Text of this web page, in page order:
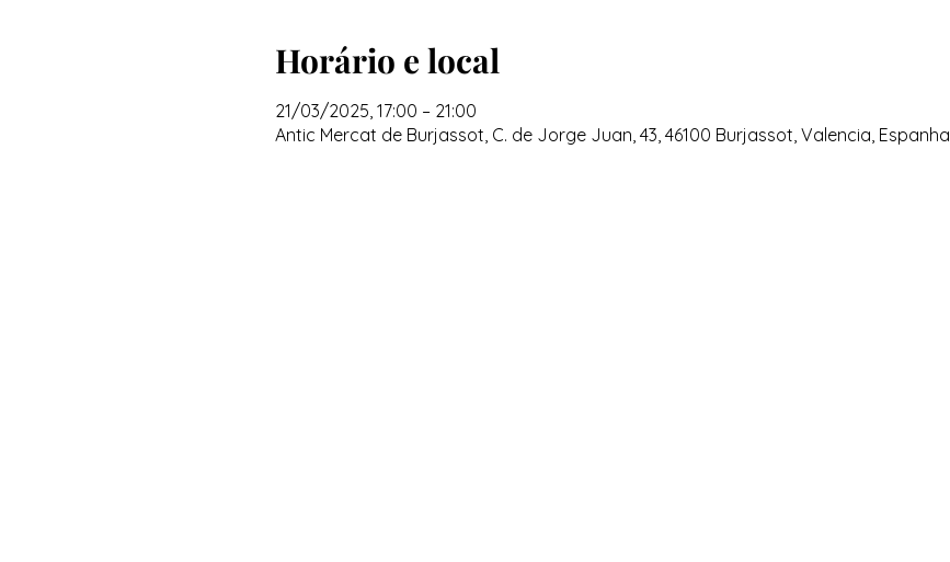
Horário e local
21/03/2025, 17:00 – 21:00
Antic Mercat de Burjassot, C. de Jorge Juan, 43, 46100 Burjassot, Valencia, Espanha